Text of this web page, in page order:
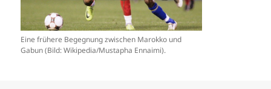
Eine frühere Begegnung zwischen Marokko und
Gabun (Bild: Wikipedia/Mustapha Ennaimi).